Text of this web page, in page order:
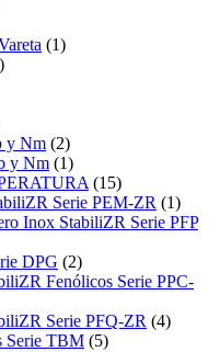
(1)
y Nm (2)
y Nm (1)
(15)
Serie PEM-ZR (1)
Inox StabiliZR Serie PFP
DPG (2)
Fenólicos Serie PPC-
Serie PFQ-ZR (4)
Serie TBM (5)